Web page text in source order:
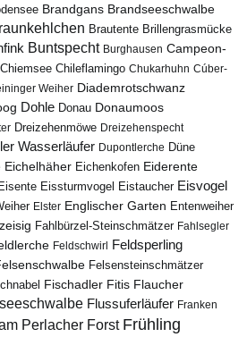
Brandgans Brandseeschwalbe
Brautente Brillengrasmücke
Buntspecht Burghausen Campeon-
Chiemsee Chileflamingo Chukarhuhn Cúber-
Weiher Diademrotschwanz
Dohle Donau Donaumoos
Dreizehenmöwe Dreizehenspecht
Wasserläufer Dupontlerche Düne
Eichelhäher Eichenkofen Eiderente
Eisente Eissturmvogel Eistaucher Eisvogel
Elster Englischer Garten Entenweiher
Fahlbürzel-Steinschmätzer Fahlsegler
Feldschwirl Feldsperling
Felsensteinschmätzer
Fischadler Fitis Flaucher
Flussuferläufer Franken
Perlacher Forst Frühling